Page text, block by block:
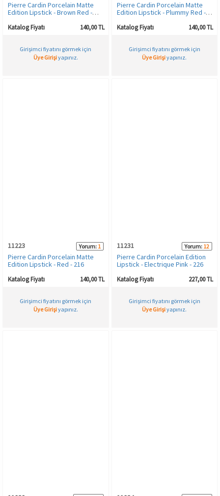
Pierre Cardin Porcelain Matte
Edition Lipstick - Brown Red -
Katalog Fiyatı 140,00 TL
Girişimci fiyatını görmek için
Üye Girişiyapınız.
Pierre Cardin Porcelain Matte
Edition Lipstick - Plummy Red -
Katalog Fiyatı 140,00 TL
Girişimci fiyatını görmek için
Üye Girişiyapınız.
11223 Yorum: 1
Pierre Cardin Porcelain Matte
Edition Lipstick - Red - 216
Katalog Fiyatı 140,00 TL
Girişimci fiyatını görmek için
Üye Girişiyapınız.
11231 Yorum: 12
Pierre Cardin Porcelain Edition
Lipstick - Electrique Pink - 226
Katalog Fiyatı 227,00 TL
Girişimci fiyatını görmek için
Üye Girişiyapınız.